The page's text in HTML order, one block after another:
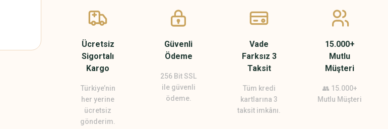
Ücretsiz
Sigortalı
Kargo
Türkiye’nin
her yerine
ücretsiz
gönderim.
Güvenli
Ödeme
256 Bit SSL
ile güvenli
ödeme.
Vade
Farksız 3
Taksit
Tüm kredi
kartlarına 3
taksit imkânı.
15.000+
Mutlu
Müşteri
👥 15.000+
Mutlu Müşteri